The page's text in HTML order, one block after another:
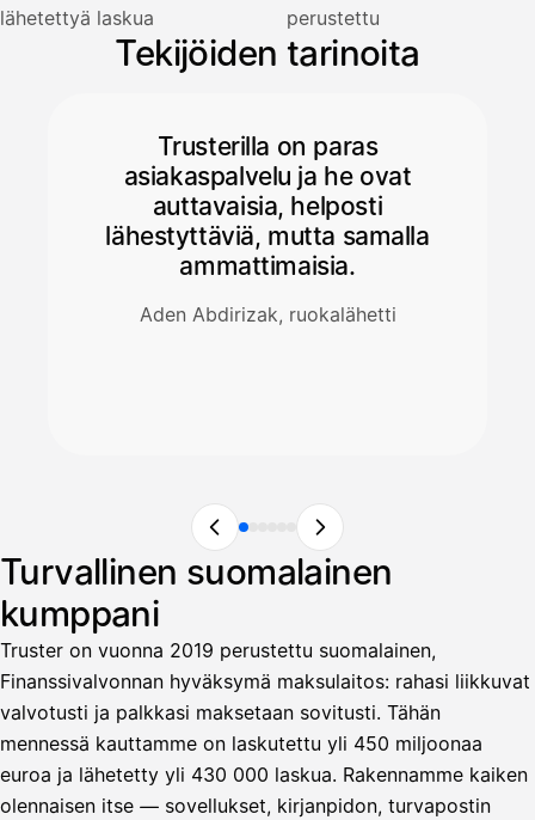
lähetettyä laskua perustettu
Tekijöiden tarinoita
Trusterilla on paras
asiakaspalvelu ja he ovat
auttavaisia, helposti
lähestyttäviä, mutta samalla
ammattimaisia.
Aden Abdirizak, ruokalähetti
Turvallinen suomalainen
kumppani
Truster on vuonna 2019 perustettu suomalainen,
Finanssivalvonnan hyväksymä maksulaitos: rahasi liikkuvat
valvotusti ja palkkasi maksetaan sovitusti. Tähän
mennessä kauttamme on laskutettu yli 450 miljoonaa
euroa ja lähetetty yli 430 000 laskua. Rakennamme kaiken
olennaisen itse — sovellukset, kirjanpidon, turvapostin